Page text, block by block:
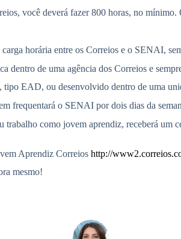
você deverá fazer 800 horas, no
horária entre os Correios e o SENAI,
dentro de uma agência dos Correios e
tipo EAD, ou desenvolvido dentro de uma
frequentará o SENAI por dois dias da
trabalho como jovem aprendiz, receberá
Aprendiz Correios http://
mesmo!